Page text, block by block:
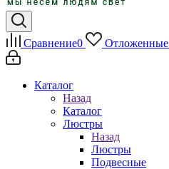
Сравнение0 Отложенные
Каталог
Назад
Каталог
Люстры
Назад
Люстры
Подвесные